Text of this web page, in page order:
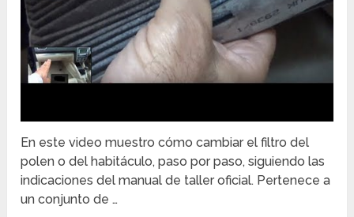
En este video muestro cómo cambiar el filtro del
polen o del habitáculo, paso por paso, siguiendo las
indicaciones del manual de taller oficial. Pertenece a
un conjunto de …